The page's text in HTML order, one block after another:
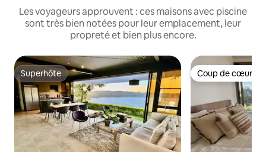
Les voyageurs approuvent : ces maisons avec piscine
sont très bien notées pour leur emplacement, leur
propreté et bien plus encore.
Superhôte
Superhôte Coup de cœur
Coup de cœur